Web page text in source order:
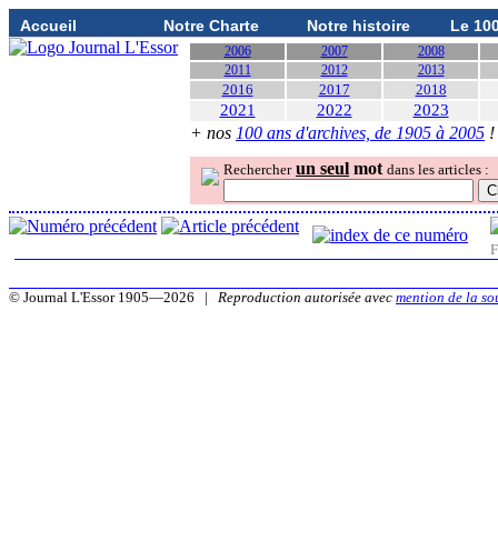
Accueil Notre Charte Notre histoire Le
2006 2007
2008
2011
2012 2013
2016 2017 2018
2021 2022 2023
+ nos 100 ans d'archives, de 1905 à 2005 !
Rechercher un seul mot dans les articles :
© Journal L'Essor 1905—2026 | Reproduction autorisée avec mention de la